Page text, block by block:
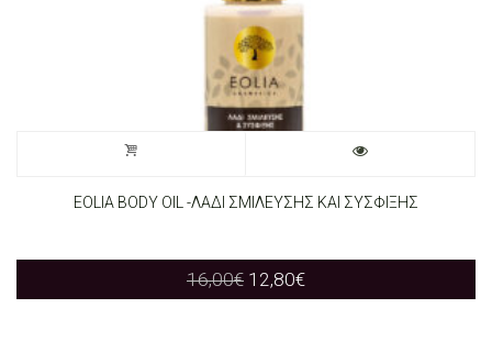
EOLIA BODY OIL -ΛΑΔΙ ΣΜΙΛΕΥΣΗΣ ΚΑΙ ΣΥΣΦΙΞΗΣ
16,00€ Original
price
12,80€Current
price